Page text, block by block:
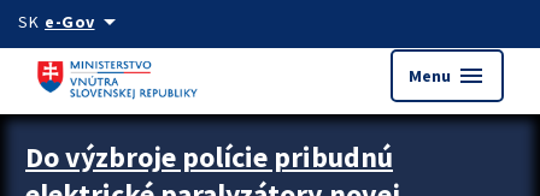
Preskocit na hlavný obsah
SK e-Govarrow_drop_down
Menu menu
Zastavit automatický posun upútavok
Do výzbroje polície pribudnú